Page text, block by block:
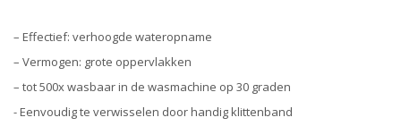
– Effectief: verhoogde wateropname
– Vermogen: grote oppervlakken
– tot 500x wasbaar in de wasmachine op 30 graden
- Eenvoudig te verwisselen door handig klittenband